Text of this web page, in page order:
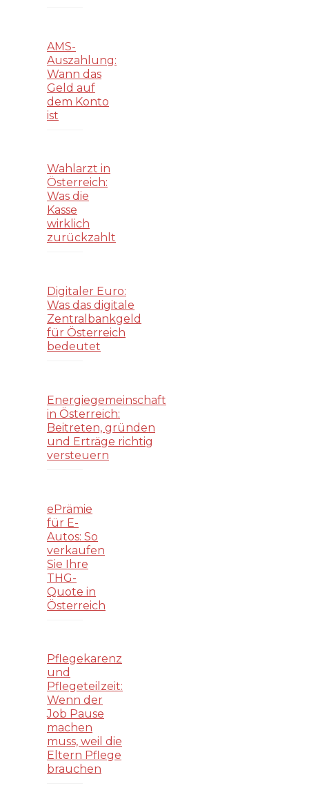
AMS-
Auszahlung:
Wann das
Geld auf
dem Konto
ist
Wahlarzt in
Österreich:
Was die
Kasse
wirklich
zurückzahlt
Digitaler Euro:
Was das digitale
Zentralbankgeld
für Österreich
bedeutet
Energiegemeinschaft
in Österreich:
Beitreten, gründen
und Erträge richtig
versteuern
ePrämie
für E-
Autos: So
verkaufen
Sie Ihre
THG-
Quote in
Österreich
Pflegekarenz
und
Pflegeteilzeit:
Wenn der
Job Pause
machen
muss, weil die
Eltern Pflege
brauchen